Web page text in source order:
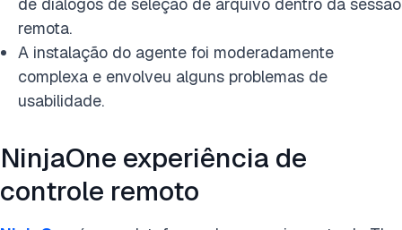
remota.
A instalação do agente foi moderadamente
complexa e envolveu alguns problemas de
usabilidade.
NinjaOne experiência de
controle remoto